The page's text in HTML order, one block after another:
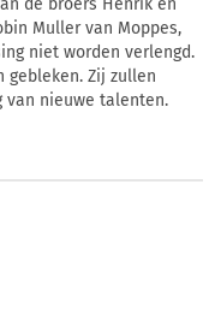
Muller van Moppes,
niet worden verlengd.
gebleken. Zij zullen
van nieuwe talenten.